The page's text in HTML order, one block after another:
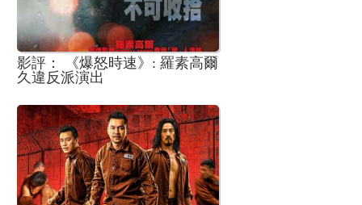
影評： 《爆怒時速》: 羅素高爾
久違反派演出